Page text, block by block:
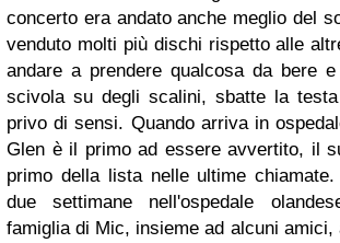
concerto era andato anche meglio del
venduto molti più dischi rispetto alle
andare a prendere qualcosa da bere
scivola su degli scalini, sbatte la
privo di sensi. Quando arriva in
Glen è il primo ad essere avvertito, il
primo della lista nelle ultime
due settimane nell'ospedale
famiglia di Mic, insieme ad alcuni amici,